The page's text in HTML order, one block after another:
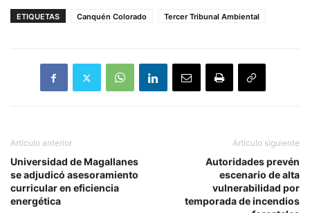
ETIQUETAS Canquén Colorado Tercer Tribunal Ambiental
Artículo anterior
Universidad de Magallanes
se adjudicó asesoramiento
curricular en eficiencia
energética
Artículo siguiente
Autoridades prevén
escenario de alta
vulnerabilidad por
temporada de incendios